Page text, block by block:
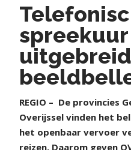
REGIO – De provincies
Overijssel vinden het
het openbaar vervoer
reizen. Daarom geven